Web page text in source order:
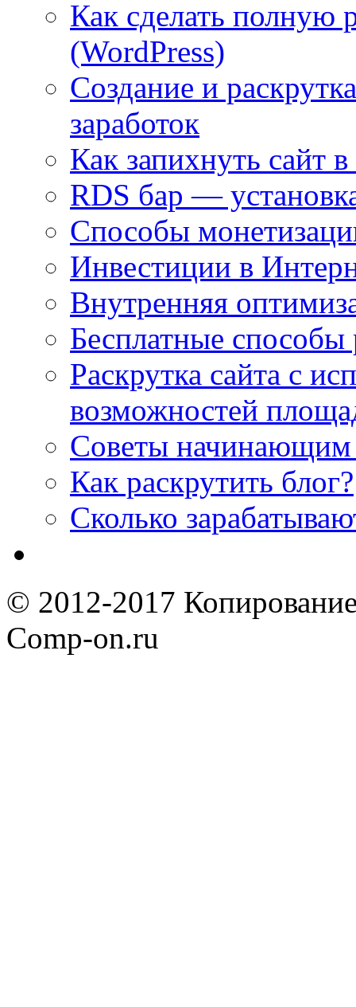
Как сделать полную
(WordPress)
Создание и
заработок
Как запихнуть сайт
RDS бар —
Способы
Инвестиции в
Внутренняя
Бесплатные способы
Раскрутка сайта с
возможностей
Советы начинающим
Как раскрутить блог?
Cколько
© 2012-2017
Comp-on.ru